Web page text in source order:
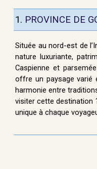
1. PROVINCE DE
Située au nord-est de
nature luxuriante,
Caspienne et
offre un paysage varié
harmonie entre
visiter cette destination
unique à chaque